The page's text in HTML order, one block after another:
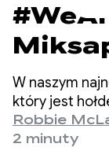
W naszym
który jest
i gry w
założyciela i
Robbie
2 minuty